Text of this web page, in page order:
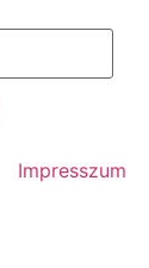
Impresszum